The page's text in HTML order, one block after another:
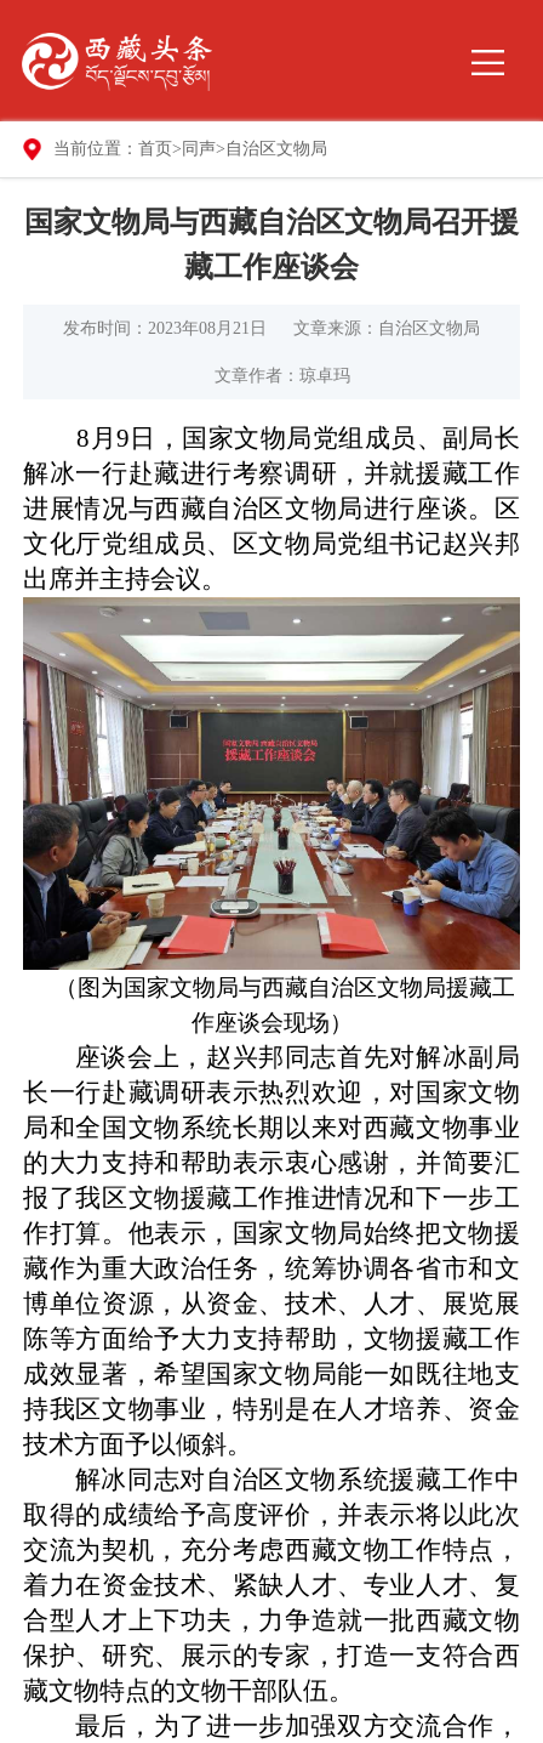
当前位置： 首页 > 同声> 自治区文物局
国家文物局与西藏自治区文物局召开援
藏工作座谈会
发布时间：2023年08月21日 文章来源：自治区文物局
文章作者：琼卓玛
8月9日，国家文物局党组成员、副局长
解冰一行赴藏进行考察调研，并就援藏工作
进展情况与西藏自治区文物局进行座谈。区
文化厅党组成员、区文物局党组书记赵兴邦
出席并主持会议。
（图为国家文物局与西藏自治区文物局援藏工
作座谈会现场）
座谈会上，赵兴邦同志首先对解冰副局
长一行赴藏调研表示热烈欢迎，对国家文物
局和全国文物系统长期以来对西藏文物事业
的大力支持和帮助表示衷心感谢，并简要汇
报了我区文物援藏工作推进情况和下一步工
作打算。他表示，国家文物局始终把文物援
藏作为重大政治任务，统筹协调各省市和文
博单位资源，从资金、技术、人才、展览展
陈等方面给予大力支持帮助，文物援藏工作
成效显著，希望国家文物局能一如既往地支
持我区文物事业，特别是在人才培养、资金
技术方面予以倾斜。
解冰同志对自治区文物系统援藏工作中
取得的成绩给予高度评价，并表示将以此次
交流为契机，充分考虑西藏文物工作特点，
着力在资金技术、紧缺人才、专业人才、复
合型人才上下功夫，力争造就一批西藏文物
保护、研究、展示的专家，打造一支符合西
藏文物特点的文物干部队伍。
最后，为了进一步加强双方交流合作，